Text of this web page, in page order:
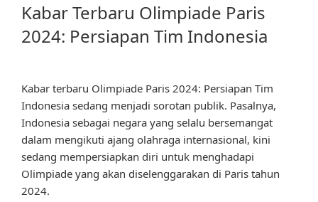
Kabar Terbaru Olimpiade Paris
2024: Persiapan Tim Indonesia
Kabar terbaru Olimpiade Paris 2024: Persiapan Tim
Indonesia sedang menjadi sorotan publik. Pasalnya,
Indonesia sebagai negara yang selalu bersemangat
dalam mengikuti ajang olahraga internasional, kini
sedang mempersiapkan diri untuk menghadapi
Olimpiade yang akan diselenggarakan di Paris tahun
2024.